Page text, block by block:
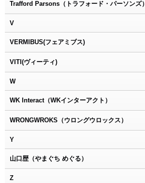
Trafford Parsons（トラフォード・パーソンズ）
V
VERMIBUS(フェアミブス)
VITI(ヴィーティ)
W
WK Interact（WKインターアクト）
WRONGWROKS（ウロングウロックス）
Y
山口歴（やまぐち めぐる）
Z